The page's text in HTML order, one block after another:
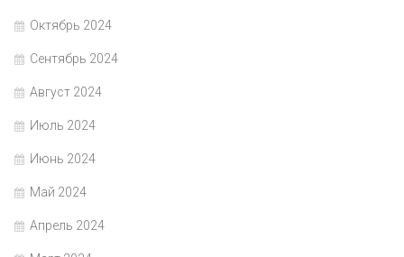
Октябрь 2024
Сентябрь 2024
Август 2024
Июль 2024
Июнь 2024
Май 2024
Апрель 2024